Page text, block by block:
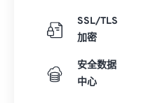
SSL/TLS
加密
安全数据
中心